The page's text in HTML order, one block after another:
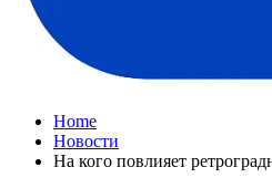
Home
Новости
На кого повлияет